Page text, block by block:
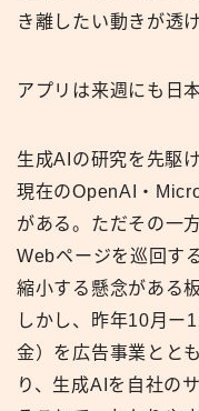
き離したい動きが透け
アプリは来週にも日
生成AIの研究を先駆
現在のOpenAI・
がある。ただその一
Webページを巡回す
縮小する懸念がある
しかし、昨年10月ー
金）を広告事業とと
り、生成AIを自社の